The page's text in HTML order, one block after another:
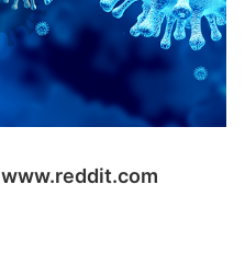
www.reddit.com